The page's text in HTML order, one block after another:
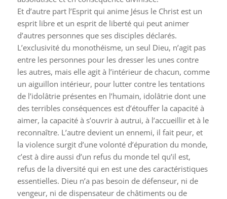
Et d’autre part l’Esprit qui anime Jésus le Christ est un
esprit libre et un esprit de liberté qui peut animer
d’autres personnes que ses disciples déclarés.
L’exclusivité du monothéisme, un seul Dieu, n’agit pas
entre les personnes pour les dresser les unes contre
les autres, mais elle agit à l’intérieur de chacun, comme
un aiguillon intérieur, pour lutter contre les tentations
de l’idolâtrie présentes en l’humain, idolâtrie dont une
des terribles conséquences est d’étouffer la capacité à
aimer, la capacité à s’ouvrir à autrui, à l’accueillir et à le
reconnaître. L’autre devient un ennemi, il fait peur, et
la violence surgit d’une volonté d’épuration du monde,
c’est à dire aussi d’un refus du monde tel qu’il est,
refus de la diversité qui en est une des caractéristiques
essentielles. Dieu n’a pas besoin de défenseur, ni de
vengeur, ni de dispensateur de châtiments ou de